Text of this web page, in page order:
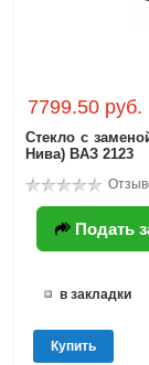
7799.50 руб.
Стекло с
Нива) BAЗ 2123
Подать
в закладки
Купить